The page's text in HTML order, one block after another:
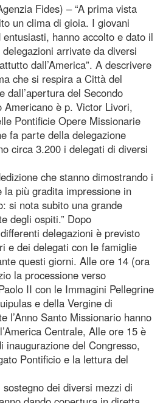
Fides) – “A prima vista
un clima di gioia. I giovani
hanno accolto e dato il
arrivate da diversi
dall’America”. A descrivere
che si respira a Città del
dall’apertura del Secondo
Americano è p. Victor Livori,
Pontificie Opere Missionarie
fa parte della delegazione
circa 3.200 i delegati di diversi
che stanno dimostrando i
più gradita impressione in
si nota subito una grande
degli ospiti.” Dopo
delegazioni è previsto
e dei delegati con le famiglie
questi giorni. Alle ore 14 (ora
la processione verso
II con le Immagini Pellegrine
e della Vergine di
l’Anno Santo Missionario hanno
Centrale, Alle ore 15 è
inaugurazione del Congresso,
Pontificio e la lettura del
sostegno dei diversi mezzi di